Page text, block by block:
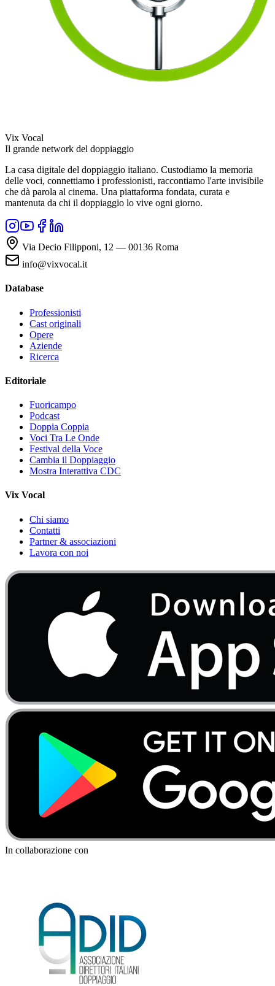
Vix Vocal
Il grande network del doppiaggio
La casa digitale del doppiaggio italiano. Custodiamo la memoria
delle voci, connettiamo i professionisti, raccontiamo l'arte invisibile
che dà parola al cinema. Una piattaforma fondata, curata e
mantenuta da chi il doppiaggio lo vive ogni giorno.
Via Decio Filipponi, 12 — 00136 Roma
info@vixvocal.it
Database
Professionisti
Cast originali
Opere
Aziende
Ricerca
Editoriale
Fuoricampo
Podcast
Doppia Coppia
Voci Tra Le Onde
Festival della Voce
Cambia il Doppiaggio
Mostra Interattiva CDC
Vix Vocal
Chi siamo
Contatti
Partner & associazioni
Lavora con noi
In collaborazione con